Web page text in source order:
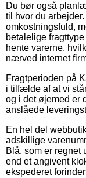
Du bør også
til hvor du
omkostningsfuld,
betalelige
hente varerne,
nærved internet
Fragtperioden på
i tilfælde af at vi
og i det øjemed er
anslåede
En hel del
adskillige
Blå, som er regnet
end et angivent
ekspederet